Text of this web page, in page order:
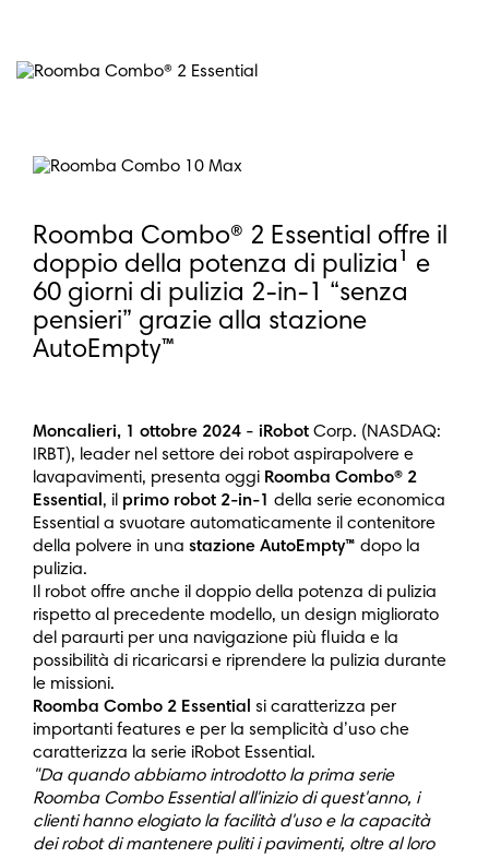
Roomba Combo® 2 Essential offre il
doppio della potenza di pulizia¹ e
60 giorni di pulizia 2-in-1 “senza
pensieri” grazie alla stazione
AutoEmpty™
Moncalieri, 1 ottobre 2024 - iRobot Corp. (NASDAQ:
IRBT), leader nel settore dei robot aspirapolvere e
lavapavimenti, presenta oggi Roomba Combo® 2
Essential, il primo robot 2-in-1 della serie economica
Essential a svuotare automaticamente il contenitore
della polvere in una stazione AutoEmpty™ dopo la
pulizia.
Il robot offre anche il doppio della potenza di pulizia
rispetto al precedente modello, un design migliorato
del paraurti per una navigazione più fluida e la
possibilità di ricaricarsi e riprendere la pulizia durante
le missioni.
Roomba Combo 2 Essential si caratterizza per
importanti features e per la semplicità d’uso che
caratterizza la serie iRobot Essential.
"Da quando abbiamo introdotto la prima serie
Roomba Combo Essential all'inizio di quest'anno, i
clienti hanno elogiato la facilità d'uso e la capacità
dei robot di mantenere puliti i pavimenti, oltre al loro